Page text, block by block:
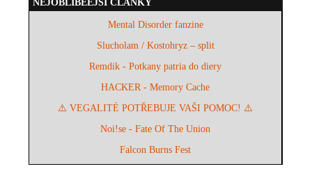
NEJOBLÍBEĚJŠÍ ČLÁNKY
Mental Disorder fanzine
Slucholam / Kostohryz – split
Remdik - Potkany patria do diery
HACKER - Memory Cache
⚠️ VEGALITÉ POTŘEBUJE VAŠI POMOC! ⚠️
Noi!se - Fate Of The Union
Falcon Burns Fest